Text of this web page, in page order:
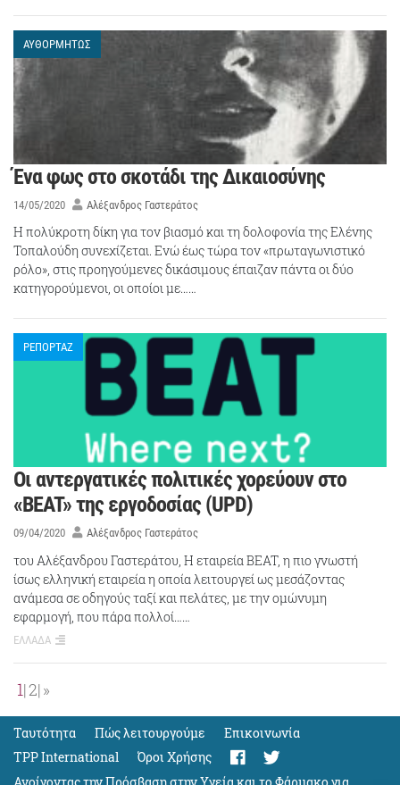
ΑΥΘΟΡΜΗΤΩΣ
Ένα φως στο σκοτάδι της Δικαιοσύνης
14/05/2020 Αλέξανδρος Γαστεράτος
Η πολύκροτη δίκη για τον βιασμό και τη δολοφονία της Ελένης
Τοπαλούδη συνεχίζεται. Ενώ έως τώρα τον «πρωταγωνιστικό
ρόλο», στις προηγούμενες δικάσιμους έπαιζαν πάντα οι δύο
κατηγορούμενοι, οι οποίοι με……
ΡΕΠΟΡΤΑΖ
Οι αντεργατικές πολιτικές χορεύουν στο
«BEAT» της εργοδοσίας (UPD)
09/04/2020 Αλέξανδρος Γαστεράτος
του Αλέξανδρου Γαστεράτου, Η εταιρεία BEAT, η πιο γνωστή
ίσως ελληνική εταιρεία η οποία λειτουργεί ως μεσάζοντας
ανάμεσα σε οδηγούς ταξί και πελάτες, με την ομώνυμη
εφαρμογή, που πάρα πολλοί……
ΕΛΛΑΔΑ
1 2 »
Ταυτότητα Πώς λειτουργούμε
Eπικοινωνία
TPP International
Όροι Χρήσης